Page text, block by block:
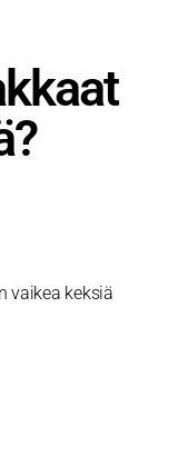
vaikea keksiä